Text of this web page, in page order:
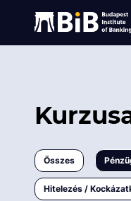
Összes
Hitelezés /